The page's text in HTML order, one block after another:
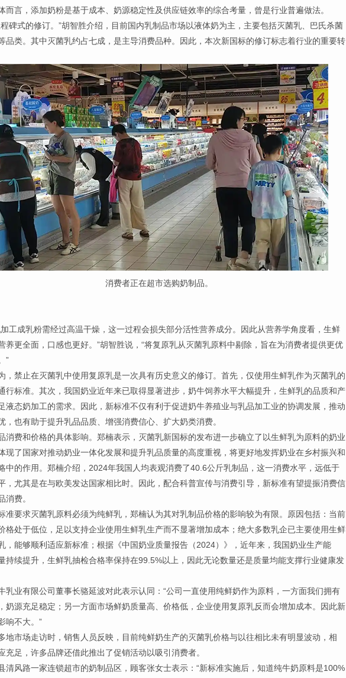
而言，添加奶粉是基于成本、奶源稳定性及供应链效率的综合考量，曾是行业普遍做法。
式的修订。”胡智胜介绍，目前国内乳制品市场以液体奶为主，主要包括灭菌乳、巴氏杀菌
品类。其中灭菌乳约占七成，是主导消费品种。因此，本次新国标的修订标志着行业的重要转
消费者正在超市选购奶制品。
成乳粉需经过高温干燥，这一过程会损失部分活性营养成分。因此从营养学角度看，生鲜
养更全面，口感也更好。”胡智胜说，“将复原乳从灭菌乳原料中剔除，旨在为消费者提供更优
”
禁止在灭菌乳中使用复原乳是一次具有历史意义的修订。首先，仅使用生鲜乳作为灭菌乳的
行标准。其次，我国奶业近年来已取得显著进步，奶牛饲养水平大幅提升，生鲜乳的品质和产
液态奶加工的需求。因此，新标准不仅有利于促进奶牛养殖业与乳品加工业的协调发展，推动
，也有助于提升乳品品质、增强消费信心、扩大奶类消费。
费和价格的具体影响。郑楠表示，灭菌乳新国标的发布进一步确立了以生鲜乳为原料的奶业
现了国家对推动奶业一体化发展和提升乳品质量的高度重视，将更好地发挥奶业在乡村振兴和
中的作用。郑楠介绍，2024年我国人均表观消费了40.6公斤乳制品，这一消费水平，远低于
，尤其是在与欧美发达国家相比时。因此，配合科普宣传与消费引导，新标准有望提振消费信
消费。
要求灭菌乳原料必须为纯鲜乳，郑楠认为其对乳制品价格的影响较为有限。原因包括：当前
格处于低位，足以支持企业使用生鲜乳生产而不显著增加成本；绝大多数乳企已主要使用生鲜
，能够顺利适应新标准；根据《中国奶业质量报告（2024）》，近年来，我国奶业生产能
持续提升，生鲜乳抽检合格率保持在99.5%以上，因此无论数量还是质量均能支撑行业健康发
业有限公司董事长骆延波对此表示认同：“公司一直使用纯鲜奶作为原料，一方面我们拥有
奶源充足稳定；另一方面市场鲜奶质量高、价格低，企业使用复原乳反而会增加成本。因此新
响不大。”
市场走访时，销售人员反映，目前纯鲜奶生产的灭菌乳价格与以往相比未有明显波动，相
充足，许多品牌还借此推出了促销活动以吸引消费者。
风路一家连锁超市的奶制品区，顾客张女士表示：“新标准实施后，知道纯牛奶原料是100%